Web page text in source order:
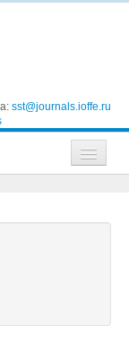
sst@journals.ioffe.ru